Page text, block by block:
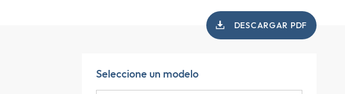
DESCARGAR PDF
Seleccione un modelo